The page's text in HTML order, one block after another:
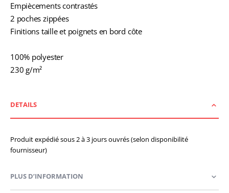
Empiècements contrastés
2 poches zippées
Finitions taille et poignets en bord côte
100% polyester
230 g/m²
DETAILS
Produit expédié sous 2 à 3 jours ouvrés (selon disponibilité
fournisseur)
PLUS D’INFORMATION